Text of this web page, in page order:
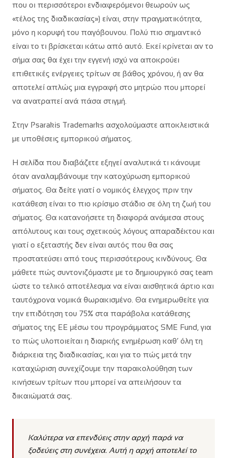
που οι περισσότεροι ενδιαφερόμενοι θεωρούν ως
«τέλος της διαδικασίας») είναι, στην πραγματικότητα,
μόνο η κορυφή του παγόβουνου. Πολύ πιο σημαντικό
είναι το τι βρίσκεται κάτω από αυτό. Εκεί κρίνεται αν το
σήμα σας θα έχει την εγγενή ισχύ να αποκρούει
επιθετικές ενέργειες τρίτων σε βάθος χρόνου, ή αν θα
αποτελεί απλώς μια εγγραφή στο μητρώο που μπορεί
να ανατραπεί ανά πάσα στιγμή.
Στην Psarakis Trademarks ασχολούμαστε αποκλειστικά
με υποθέσεις εμπορικού σήματος.
Η σελίδα που διαβάζετε εξηγεί αναλυτικά τι κάνουμε
όταν αναλαμβάνουμε την κατοχύρωση εμπορικού
σήματος. Θα δείτε γιατί ο νομικός έλεγχος πριν την
κατάθεση είναι το πιο κρίσιμο στάδιο σε όλη τη ζωή του
σήματος. Θα κατανοήσετε τη διαφορά ανάμεσα στους
απόλυτους και τους σχετικούς λόγους απαραδέκτου και
γιατί ο εξεταστής δεν είναι αυτός που θα σας
προστατεύσει από τους περισσότερους κινδύνους. Θα
μάθετε πώς συντονιζόμαστε με το δημιουργικό σας team
ώστε το τελικό αποτέλεσμα να είναι αισθητικά άρτιο και
ταυτόχρονα νομικά θωρακισμένο. Θα ενημερωθείτε για
την επιδότηση του 75% στα παράβολα κατάθεσης
σήματος της ΕΕ μέσω του προγράμματος SME Fund, για
το πώς υλοποιείται η διαρκής ενημέρωση καθ’ όλη τη
διάρκεια της διαδικασίας, και για το πώς μετά την
καταχώριση συνεχίζουμε την παρακολούθηση των
κινήσεων τρίτων που μπορεί να απειλήσουν τα
δικαιώματά σας.
Καλύτερα να επενδύεις στην αρχή παρά να
ξοδεύεις στη συνέχεια. Αυτή η αρχή αποτελεί το